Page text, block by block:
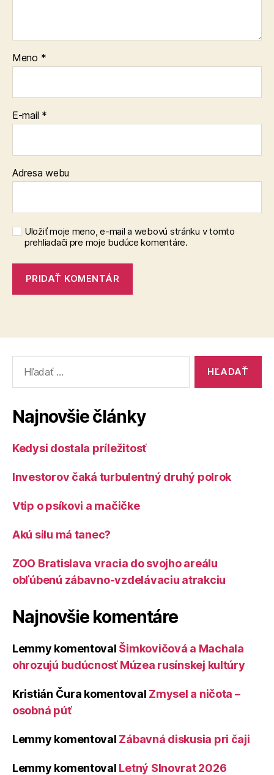
Meno *
E-mail *
Adresa webu
Uložiť moje meno, e-mail a webovú stránku v tomto
prehliadači pre moje budúce komentáre.
Najnovšie články
Kedysi dostala príležitosť
Investorov čaká turbulentný druhý polrok
Vtip o psíkovi a mačičke
Akú silu má tanec?
ZOO Bratislava vracia do svojho areálu
obľúbenú zábavno-vzdelávaciu atrakciu
Najnovšie komentáre
Lemmy komentoval Šimkovičová a Machala
ohrozujú budúcnosť Múzea rusínskej kultúry
Kristián Čura komentoval Zmysel a ničota –
osobná púť
Lemmy komentoval Zábavná diskusia pri čaji
Lemmy komentoval Letný Slnovrat 2026